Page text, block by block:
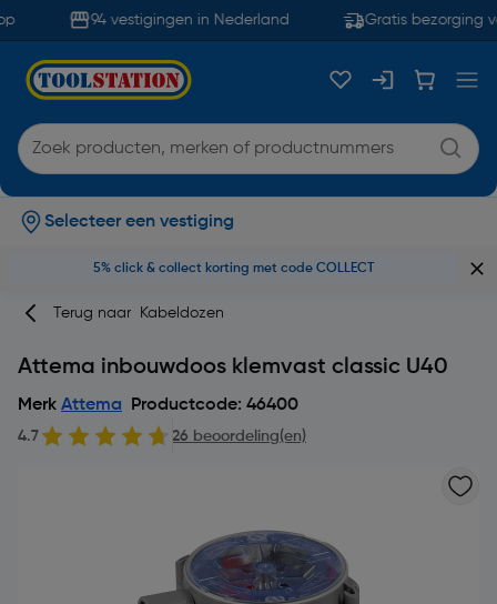
94 vestigingen in Nederland Gratis bezorging
Selecteer een vestiging
5% click & collect korting met code COLLECT
Terug naar Kabeldozen
Attema inbouwdoos klemvast classic U40
Merk Attema Productcode: 46400
4.7 26 beoordeling(en)